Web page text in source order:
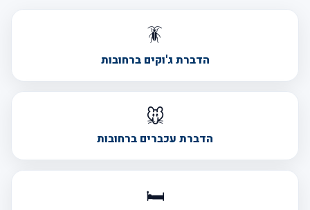
🪳
הדברת ג'וקים ברחובות
🐭
הדברת עכברים ברחובות
🛏️